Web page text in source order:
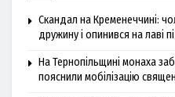
Скандал на Кременеччині:
дружину і опинився на лаві
На Тернопільщині монаха
пояснили мобілізацію